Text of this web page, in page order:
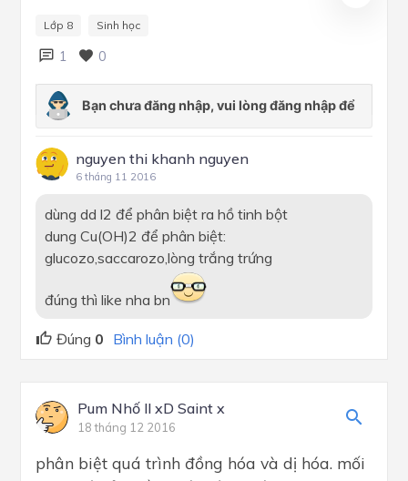
Lớp 8 Sinh học
1 0
nguyen thi khanh nguyen
6 tháng 11 2016
dùng dd l2 để phân biệt ra hồ tinh bột
dung Cu(OH)2 để phân biệt:
glucozo,saccarozo,lòng trắng trứng
đúng thì like nha bn
Đúng 0 Bình luận (0)
Pum Nhố ll xD Saint x
18 tháng 12 2016
phân biệt quá trình đồng hóa và dị hóa. mối